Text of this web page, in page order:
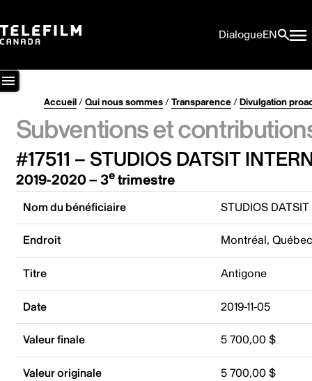
DialogueEN
Accueil/Qui nous sommes/Transparence/Divulgation
Subventions et
#17511 – STUDIOS DATSIT
2019-2020 – 3etrimestre
Nom du bénéficiaire STUDIOS
Endroit Montréal,
Titre Antigone
Date 2019-11-05
Valeur finale 5 700,00 $
Valeur originale 5 700,00 $